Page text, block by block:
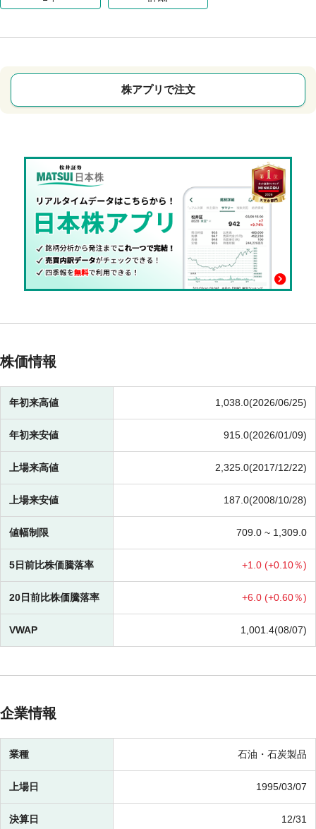
株アプリで注文
株価情報
年初来高値 1,038.0(2026/06/25)
年初来安値 915.0(2026/01/09)
上場来高値 2,325.0(2017/12/22)
上場来安値 187.0(2008/10/28)
値幅制限 709.0 ~ 1,309.0
5日前比株価騰落率 +1.0 (+0.10％)
20日前比株価騰落率 +6.0 (+0.60％)
VWAP 1,001.4(08/07)
企業情報
業種 石油・石炭製品
上場日 1995/03/07
決算日 12/31